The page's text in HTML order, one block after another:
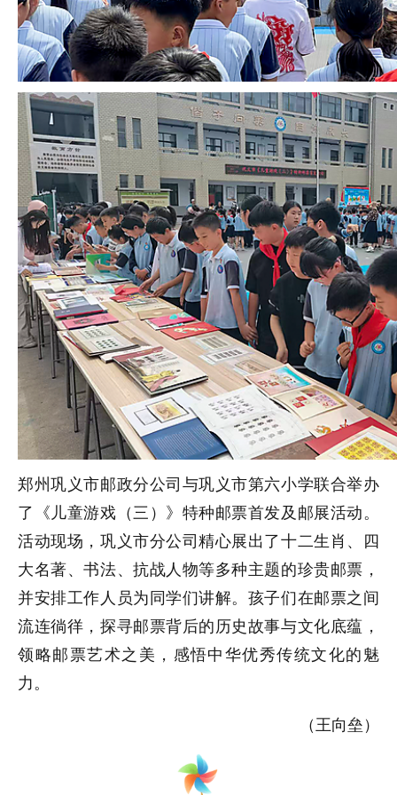
郑州巩义市邮政分公司与巩义市第六小学联合举办
了《儿童游戏（三）》特种邮票首发及邮展活动。
活动现场，巩义市分公司精心展出了十二生肖、四
大名著、书法、抗战人物等多种主题的珍贵邮票，
并安排工作人员为同学们讲解。孩子们在邮票之间
流连徜徉，探寻邮票背后的历史故事与文化底蕴，
领略邮票艺术之美，感悟中华优秀传统文化的魅
力。
（王向垒）